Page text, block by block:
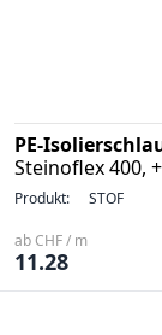
PE-
Steinoflex 400,
Produkt: STOF
ab CHF / m
11.28